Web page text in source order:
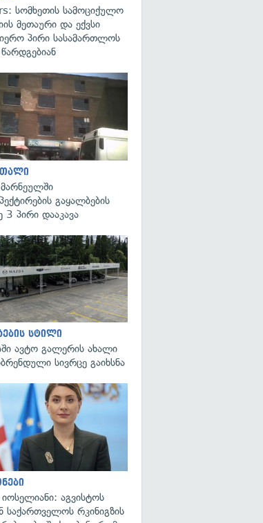
სომხეთის სამოციქულო
მეთაური და ექვსი
პირი სასამართლოს
წარდგებიან
მარნეულში
გაყალბების
3 პირი დააკავა
სტილი
ავტო გალერის ახალი
სივრცე გაიხსნა
აგვისტოს
საქართველოს რკინიგზის